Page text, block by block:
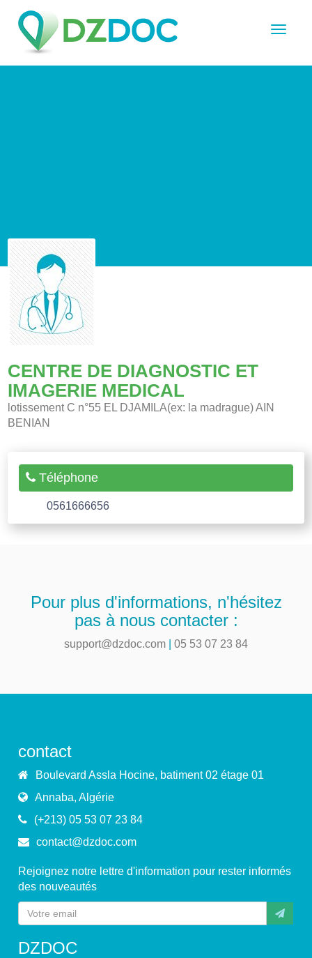
CENTRE DE DIAGNOSTIC ET
IMAGERIE MEDICAL
lotissement C n°55 EL DJAMILA(ex: la madrague) AIN
BENIAN
Téléphone
0561666656
Pour plus d'informations, n'hésitez
pas à nous contacter :
support@dzdoc.com 05 53 07 23 84
contact
Boulevard Assla Hocine, batiment 02 étage 01
Annaba, Algérie
(+213) 05 53 07 23 84
contact@dzdoc.com
Rejoignez notre lettre d'information pour rester informés
des nouveautés
DZDOC